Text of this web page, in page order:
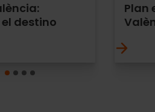
destino
Plan